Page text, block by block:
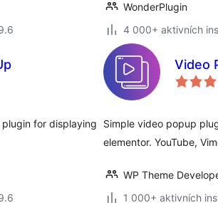
WonderPlugin
4 000+ aktivních
for displaying
Video
Simple video popup
elementor. YouTube,
WP Theme
1 000+ aktivních